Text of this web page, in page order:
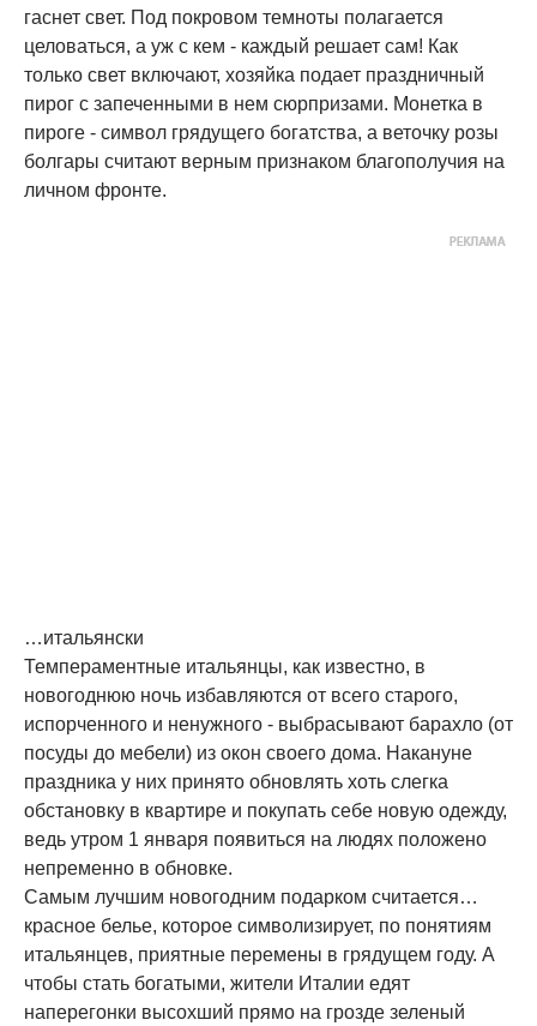
гаснет свет. Под покровом темноты полагается
целоваться, а уж с кем - каждый решает сам! Как
только свет включают, хозяйка подает праздничный
пирог с запеченными в нем сюрпризами. Монетка в
пироге - символ грядущего богатства, а веточку розы
болгары считают верным признаком благополучия на
личном фронте.
…итальянски
Темпераментные итальянцы, как известно, в
новогоднюю ночь избавляются от всего старого,
испорченного и ненужного - выбрасывают барахло (от
посуды до мебели) из окон своего дома. Накануне
праздника у них принято обновлять хоть слегка
обстановку в квартире и покупать себе новую одежду,
ведь утром 1 января появиться на людях положено
непременно в обновке.
Самым лучшим новогодним подарком считается…
красное белье, которое символизирует, по понятиям
итальянцев, приятные перемены в грядущем году. А
чтобы стать богатыми, жители Италии едят
наперегонки высохший прямо на грозде зеленый